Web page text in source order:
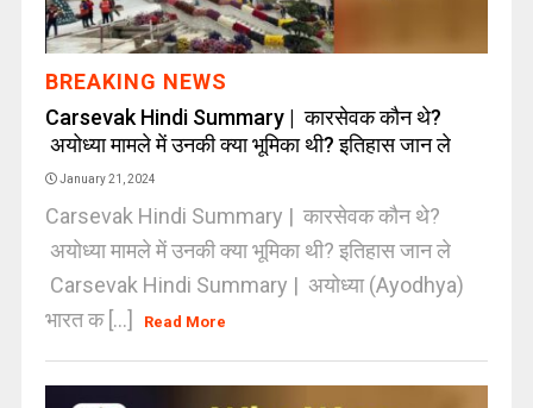
BREAKING NEWS
Carsevak Hindi Summary | कारसेवक कौन थे?
अयोध्या मामले में उनकी क्या भूमिका थी? इतिहास जान ले
January 21, 2024
Carsevak Hindi Summary | कारसेवक कौन थे?
अयोध्या मामले में उनकी क्या भूमिका थी? इतिहास जान ले
Carsevak Hindi Summary | अयोध्या (Ayodhya)
भारत क [...]
Read More